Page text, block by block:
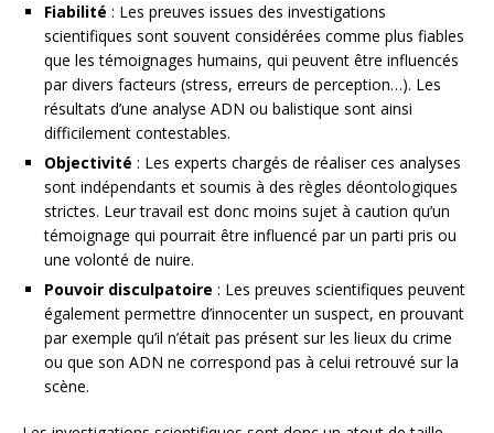
Fiabilité : Les preuves issues des investigations
scientifiques sont souvent considérées comme plus fiables
que les témoignages humains, qui peuvent être influencés
par divers facteurs (stress, erreurs de perception…). Les
résultats d’une analyse ADN ou balistique sont ainsi
difficilement contestables.
Objectivité : Les experts chargés de réaliser ces analyses
sont indépendants et soumis à des règles déontologiques
strictes. Leur travail est donc moins sujet à caution qu’un
témoignage qui pourrait être influencé par un parti pris ou
une volonté de nuire.
Pouvoir disculpatoire : Les preuves scientifiques peuvent
également permettre d’innocenter un suspect, en prouvant
par exemple qu’il n’était pas présent sur les lieux du crime
ou que son ADN ne correspond pas à celui retrouvé sur la
scène.